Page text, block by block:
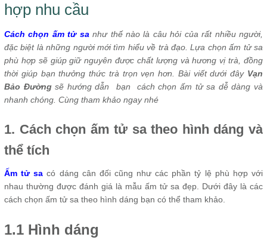
hợp nhu cầu
Cách chọn ấm tử sa như thế nào là câu hỏi của rất nhiều người,
đặc biệt là những người mới tìm hiểu về trà đạo. Lựa chọn ấm tử sa
phù hợp sẽ giúp giữ nguyên được chất lượng và hương vị trà, đồng
thời giúp bạn thưởng thức trà trọn vẹn hơn. Bài viết dưới đây Vạn
Bảo Đườngsẽ hướng dẫn bạn cách chọn ấm tử sa dễ dàng và
nhanh chóng. Cùng tham khảo ngay nhé
1. Cách chọn ấm tử sa theo hình dáng và
thể tích
Ấm tử sa có dáng cân đối cũng như các phần tỷ lệ phù hợp với
nhau thường được đánh giá là mẫu ấm tử sa đẹp. Dưới đây là các
cách chọn ấm tử sa theo hình dáng bạn có thể tham khảo.
1.1 Hình dáng